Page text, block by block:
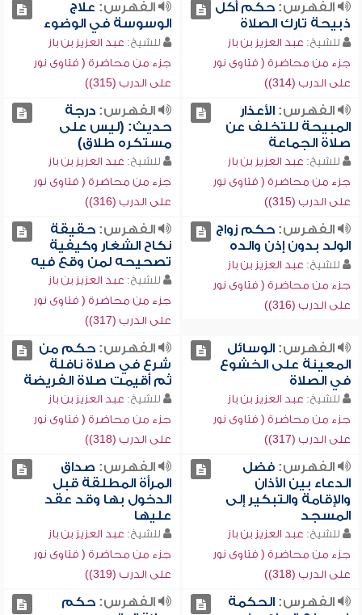
الفهرس:حكم أكل
ذبيحة تارك الصلاة
للشيخ: عبد العزيز بن باز
جزء من محاضرة ( فتاوى نور
على الدرب (314))
الفهرس: علاج
الوسوسة في الوضوء
للشيخ: عبد العزيز بن باز
جزء من محاضرة ( فتاوى نور
على الدرب (315))
الفهرس:الأعذار
المبيحة للتخلف عن
صلاة الجماعة
للشيخ: عبد العزيز بن باز
جزء من محاضرة ( فتاوى نور
على الدرب (315))
الفهرس:درجة
حديث: (ليس على
مستكره طلاق)
للشيخ: عبد العزيز بن باز
جزء من محاضرة ( فتاوى نور
على الدرب (316))
الفهرس:حكم زواج
الولد بدون إذن والده
للشيخ: عبد العزيز بن باز
جزء من محاضرة ( فتاوى نور
على الدرب (316))
الفهرس:حقيقة
نكاح الشغار وكيفية
تصحيحه لمن وقع فيه
للشيخ: عبد العزيز بن باز
جزء من محاضرة ( فتاوى نور
على الدرب (317))
الفهرس:الوسائل
المعينة على الخشوع
في الصلاة
للشيخ: عبد العزيز بن باز
جزء من محاضرة ( فتاوى نور
على الدرب (317))
الفهرس:حكم من
شرع في صلاة نافلة
ثم أقيمت صلاة الفريضة
للشيخ: عبد العزيز بن باز
جزء من محاضرة ( فتاوى نور
على الدرب (318))
الفهرس:فضل
الدعاء بين الأذان
والإقامة والتبكير إلى
المسجد
للشيخ: عبد العزيز بن باز
جزء من محاضرة ( فتاوى نور
على الدرب (318))
الفهرس: صداق
المرأة المطلقة قبل
الدخول بها وقد عقد
عليها
للشيخ: عبد العزيز بن باز
جزء من محاضرة ( فتاوى نور
على الدرب (319))
الفهرس:الحكمة
الفهرس:حكم